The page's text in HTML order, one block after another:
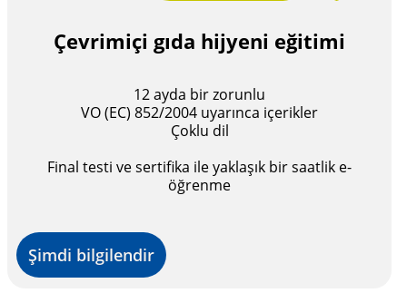
Çevrimiçi gıda hijyeni eğitimi
12 ayda bir zorunlu
VO (EC) 852/2004 uyarınca içerikler
Çoklu dil
Final testi ve sertifika ile yaklaşık bir saatlik e-
öğrenme
Şimdi bilgilendir